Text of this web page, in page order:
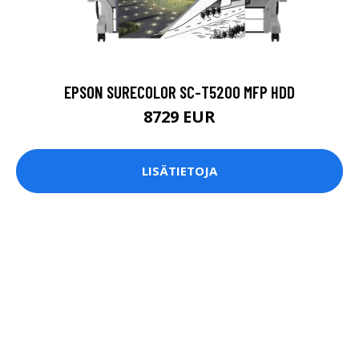
EPSON SURECOLOR SC-T5200 MFP HDD
8729 EUR
LISÄTIETOJA